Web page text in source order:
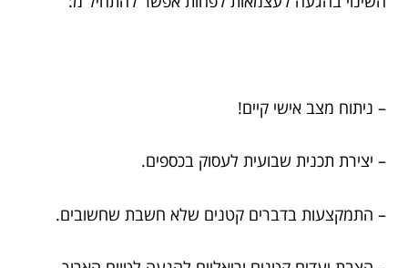
– ניתוח מצב אישי קיים!
– יצירת תכנית שבועית לעסוק בכספים.
– התמקצעות בדברים קטנים שלא חשבת שחשובים.